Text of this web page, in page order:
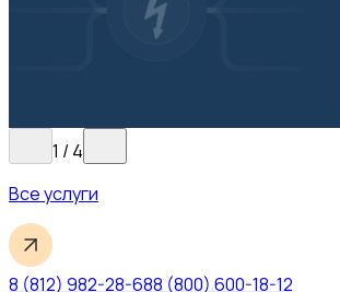
1 /4
Все услуги
8 (812) 982-28-688 (800) 600-18-12